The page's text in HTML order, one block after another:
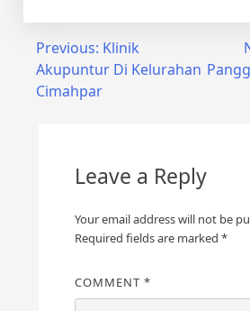
Post
navigation
Previous: Klinik
Akupuntur Di Kelurahan
Cimahpar
Leave a Reply
Your email address will not be
Required fields are marked *
COMMENT *